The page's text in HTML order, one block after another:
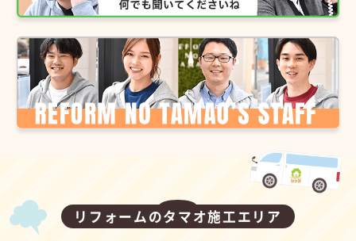
リフォームのタマオ施工エリア